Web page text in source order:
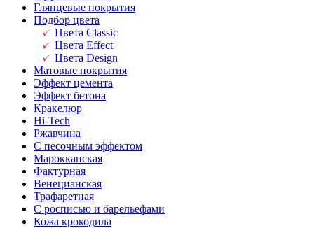
Глянцевые покрытия
Подбор цвета
Цвета Classic
Цвета Effect
Цвета Design
Матовые покрытия
Эффект цемента
Эффект бетона
Кракелюр
Hi-Tech
Ржавчина
С песочным эффектом
Марокканская
Фактурная
Венецианская
Трафаретная
С росписью и барельефами
Кожа крокодила